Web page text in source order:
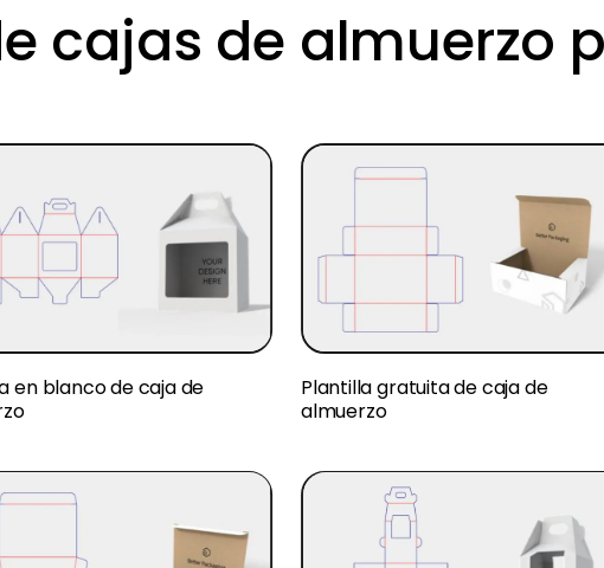
cajas de almuerzo
en blanco de caja de
Plantilla gratuita de caja de
almuerzo